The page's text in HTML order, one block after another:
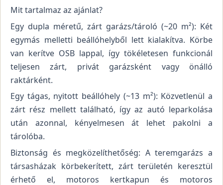
Mit tartalmaz az ajánlat?
Egy dupla méretű, zárt garázs/tároló (~20 m²): Két
egymás melletti beállóhelyből lett kialakítva. Körbe
van kerítve OSB lappal, így tökéletesen funkcionál
teljesen zárt, privát garázsként vagy önálló
raktárként.
Egy tágas, nyitott beállóhely (~13 m²): Közvetlenül a
zárt rész mellett található, így az autó leparkolása
után azonnal, kényelmesen át lehet pakolni a
tárolóba.
Biztonság és megközelíthetőség: A teremgarázs a
társasházak körbekerített, zárt területén keresztül
érhető el, motoros kertkapun és motoros